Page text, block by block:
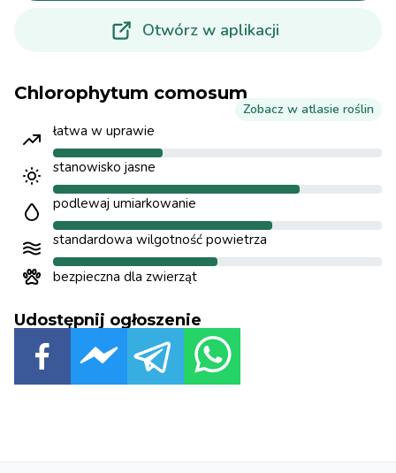
Otwórz w aplikacji
Chlorophytum comosum
Zobacz w atlasie roślin
łatwa w uprawie
stanowisko jasne
podlewaj umiarkowanie
standardowa wilgotność powietrza
bezpieczna dla zwierząt
Udostępnij ogłoszenie